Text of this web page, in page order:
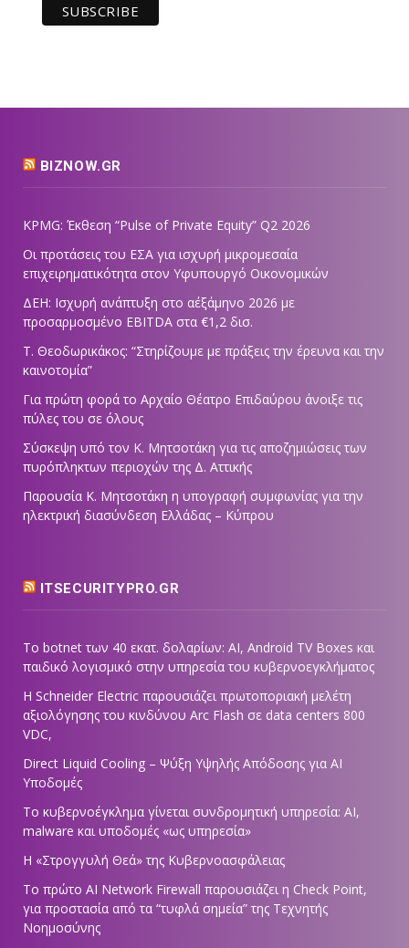
BIZNOW.GR
KPMG: Έκθεση “Pulse of Private Equity” Q2 2026
Οι προτάσεις του ΕΣΑ για ισχυρή μικρομεσαία
επιχειρηματικότητα στον Υφυπουργό Οικονομικών
ΔΕΗ: Ισχυρή ανάπτυξη στο α΄εξάμηνο 2026 με
προσαρμοσμένο EBITDA στα €1,2 δισ.
Τ. Θεοδωρικάκος: “Στηρίζουμε με πράξεις την έρευνα και την
καινοτομία”
Για πρώτη φορά το Αρχαίο Θέατρο Επιδαύρου άνοιξε τις
πύλες του σε όλους
Σύσκεψη υπό τον Κ. Μητσοτάκη για τις αποζημιώσεις των
πυρόπληκτων περιοχών της Δ. Αττικής
Παρουσία Κ. Μητσοτάκη η υπογραφή συμφωνίας για την
ηλεκτρική διασύνδεση Ελλάδας – Κύπρου
ITSECURITYPRO.GR
Το botnet των 40 εκατ. δολαρίων: AI, Android TV Boxes και
παιδικό λογισμικό στην υπηρεσία του κυβερνοεγκλήματος
Η Schneider Electric παρουσιάζει πρωτοποριακή μελέτη
αξιολόγησης του κινδύνου Arc Flash σε data centers 800
VDC,
Direct Liquid Cooling – Ψύξη Υψηλής Απόδοσης για AI
Υποδομές
Το κυβερνοέγκλημα γίνεται συνδρομητική υπηρεσία: AI,
malware και υποδομές «ως υπηρεσία»
Η «Στρογγυλή Θεά» της Κυβερνοασφάλειας
Tο πρώτο AI Network Firewall παρουσιάζει η Check Point,
για προστασία από τα “τυφλά σημεία” της Τεχνητής
Νοημοσύνης